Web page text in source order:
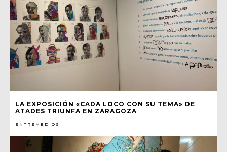
LA EXPOSICIÓN «CADA LOCO CON SU TEMA» DE
ATADES TRIUNFA EN ZARAGOZA
ENTREMEDIOS